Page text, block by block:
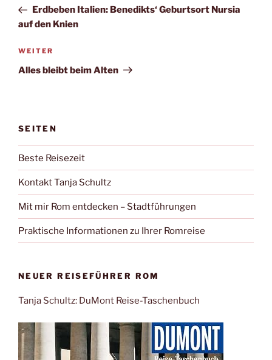
Beitrag
Erdbeben Italien: Benedikts‘ Geburtsort Nursia
auf den Knien
Nächster
Beitrag
WEITER
Alles bleibt beim Alten
SEITEN
Beste Reisezeit
Kontakt Tanja Schultz
Mit mir Rom entdecken – Stadtführungen
Praktische Informationen zu Ihrer Romreise
NEUER REISEFÜHRER ROM
Tanja Schultz: DuMont Reise-Taschenbuch